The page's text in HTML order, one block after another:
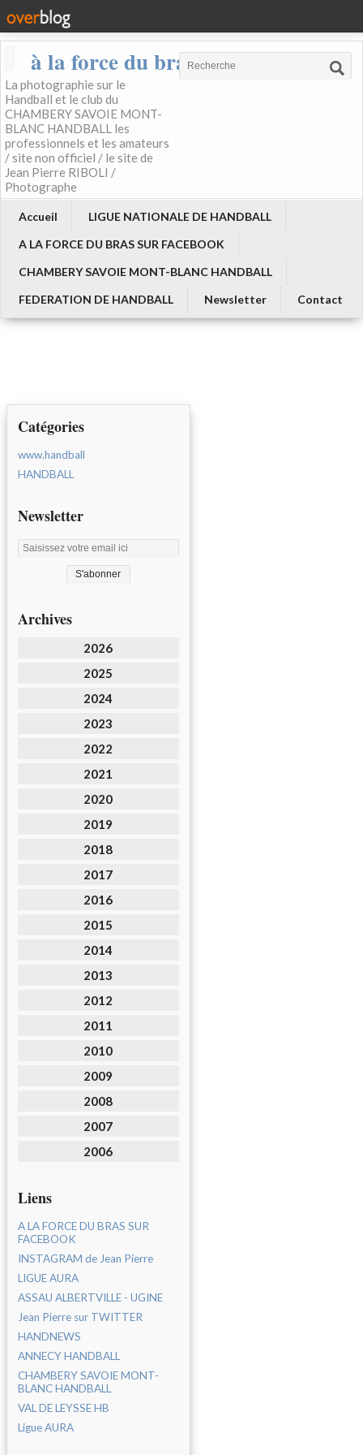
à la force du bras
La photographie sur le
Handball et le club du
CHAMBERY SAVOIE MONT-
BLANC HANDBALL les
professionnels et les amateurs
/ site non officiel / le site de
Jean Pierre RIBOLI /
Photographe
Accueil
LIGUE NATIONALE DE HANDBALL
A LA FORCE DU BRAS SUR FACEBOOK
CHAMBERY SAVOIE MONT-BLANC HANDBALL
FEDERATION DE HANDBALL
Newsletter Contact
Catégories
www.handball
HANDBALL
Newsletter
Archives
2026
2025
2024
2023
2022
2021
2020
2019
2018
2017
2016
2015
2014
2013
2012
2011
2010
2009
2008
2007
2006
Liens
A LA FORCE DU BRAS SUR
FACEBOOK
INSTAGRAM de Jean Pierre
LIGUE AURA
ASSAU ALBERTVILLE - UGINE
Jean Pierre sur TWITTER
HANDNEWS
ANNECY HANDBALL
CHAMBERY SAVOIE MONT-
BLANC HANDBALL
VAL DE LEYSSE HB
Ligue AURA